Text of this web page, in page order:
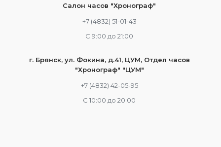
Салон часов "Хронограф"
+7 (4832) 51-01-43
С 9:00 до 21:00
г. Брянск, ул. Фокина, д.41, ЦУМ, Отдел часов
"Хронограф" "ЦУМ"
+7 (4832) 42-05-95
С 10:00 до 20:00